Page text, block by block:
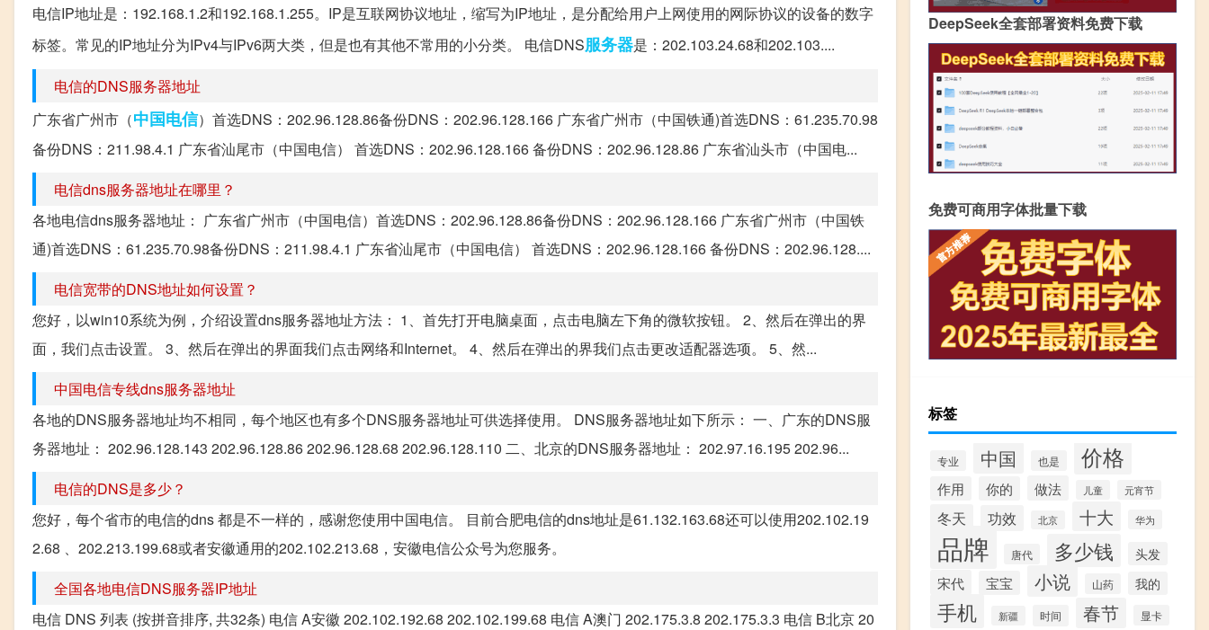
电信IP地址是：192.168.1.2和192.168.1.255。IP是互联网协议地址，缩写为IP地址，是分配给用户上网使用的网际协议的设备的数字
标签。常见的IP地址分为IPv4与IPv6两大类，但是也有其他不常用的小分类。 电信DNS服务器是：202.103.24.68和202.103....
电信的DNS服务器地址
广东省广州市（中国电信）首选DNS：202.96.128.86备份DNS：202.96.128.166 广东省广州市（中国铁通)首选DNS：61.235.70.98
备份DNS：211.98.4.1 广东省汕尾市（中国电信） 首选DNS：202.96.128.166 备份DNS：202.96.128.86 广东省汕头市（中国电...
电信dns服务器地址在哪里？
各地电信dns服务器地址： 广东省广州市（中国电信）首选DNS：202.96.128.86备份DNS：202.96.128.166 广东省广州市（中国铁
通)首选DNS：61.235.70.98备份DNS：211.98.4.1 广东省汕尾市（中国电信） 首选DNS：202.96.128.166 备份DNS：202.96.128....
电信宽带的DNS地址如何设置？
您好，以win10系统为例，介绍设置dns服务器地址方法： 1、首先打开电脑桌面，点击电脑左下角的微软按钮。 2、然后在弹出的界
面，我们点击设置。 3、然后在弹出的界面我们点击网络和Internet。 4、然后在弹出的界我们点击更改适配器选项。 5、然...
中国电信专线dns服务器地址
各地的DNS服务器地址均不相同，每个地区也有多个DNS服务器地址可供选择使用。 DNS服务器地址如下所示： 一、广东的DNS服
务器地址： 202.96.128.143 202.96.128.86 202.96.128.68 202.96.128.110 二、北京的DNS服务器地址： 202.97.16.195 202.96...
电信的DNS是多少？
您好，每个省市的电信的dns 都是不一样的，感谢您使用中国电信。 目前合肥电信的dns地址是61.132.163.68还可以使用202.102.19
2.68 、202.213.199.68或者安徽通用的202.102.213.68‍，安徽电信公众号为您服务。
全国各地电信DNS服务器IP地址
电信 DNS 列表 (按拼音排序, 共32条) 电信 A安徽 202.102.192.68 202.102.199.68 电信 A澳门 202.175.3.8 202.175.3.3 电信 B北京 20
DeepSeek全套部署资料免费下载
免费可商用字体批量下载
标签
专业 中国 也是 价格
作用 你的 做法 儿童 元宵节
冬天 功效 北京 十大 华为
品牌 唐代 多少钱 头发
宋代 宝宝 小说 山药 我的
手机 新疆 时间 春节 显卡